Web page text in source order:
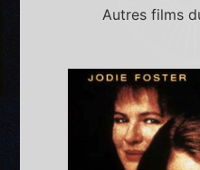
Autres films